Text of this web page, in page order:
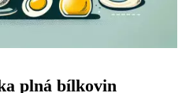
plná bílkovin